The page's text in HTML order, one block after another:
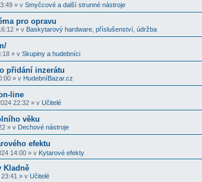
» v Smyčcové a další strunné nástroje
pro opravu
» v Baskytarový hardware, příslušenství, údržba
» v Skupiny a hudebníci
přidání inzerátu
» v HudebníBazar.cz
line
22:32 » v Učitelé
věku
» v Dechové nástroje
efektu
14:00 » v Kytarové efekty
Kladně
» v Učitelé